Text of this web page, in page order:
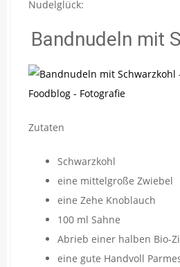
Nudelglück:
Bandnudeln mit
Zutaten
Schwarzkohl
eine mittelgroße Zwiebel
eine Zehe Knoblauch
100 ml Sahne
Abrieb einer halben Bio-
eine gute Handvoll